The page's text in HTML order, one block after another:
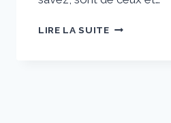
LIRE LA SUITEHOMMAGE